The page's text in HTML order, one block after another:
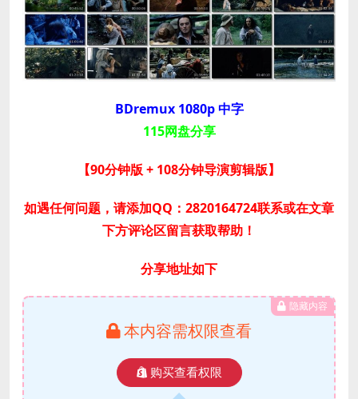
BDremux 1080p 中字
115网盘分享
【90分钟版 + 108分钟导演剪辑版】
如遇任何问题，请添加QQ：2820164724联系或在文章
下方评论区留言获取帮助！
分享地址如下
隐藏内容
本内容需权限查看
购买查看权限